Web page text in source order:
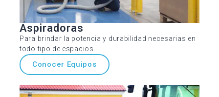
Aspiradoras
Para brindar la potencia y durabilidad necesarias en
todo tipo de espacios.
Conocer Equipos